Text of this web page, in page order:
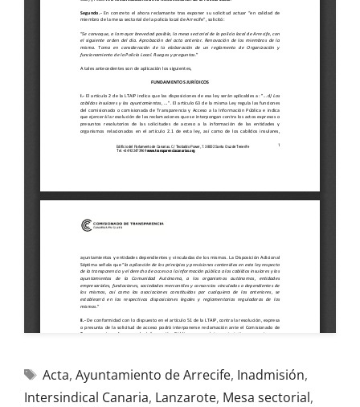
Acta, Ayuntamiento de Arrecife, Inadmisión,
Intersindical Canaria, Lanzarote, Mesa sectorial,